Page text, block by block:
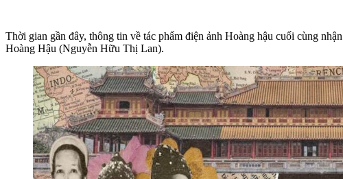
Thời gian gần đây, thông tin về tác phẩm điện ảnh Hoàng hậu cuối cùng
Hoàng Hậu (Nguyễn Hữu Thị Lan).